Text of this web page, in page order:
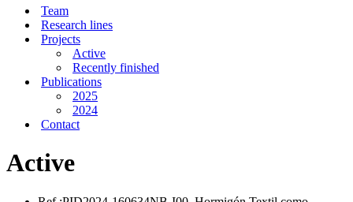
Team
Research lines
Projects
Active
Recently finished
Publications
2025
2024
Contact
Active